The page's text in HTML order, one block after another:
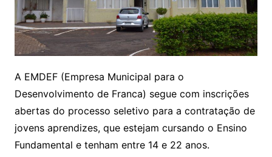
A EMDEF (Empresa Municipal para o
Desenvolvimento de Franca) segue com inscrições
abertas do processo seletivo para a contratação de
jovens aprendizes, que estejam cursando o Ensino
Fundamental e tenham entre 14 e 22 anos.